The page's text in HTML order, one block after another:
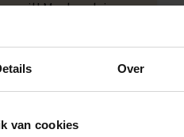
Over
van cookies
uit! Maatwerk is onze
specialist